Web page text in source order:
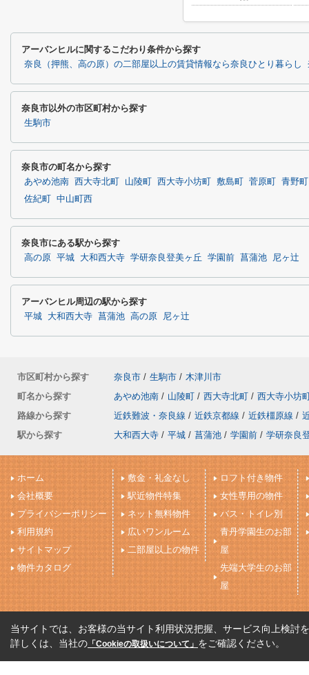
アーバンヒルに関するこだわり条件から探す
奈良（押熊、高の原）の二部屋以上の賃貸情報なら奈良ひとり暮らし
奈良市以外の市区町村から探す
生駒市
奈良市の町名から探す
あやめ池南 西大寺北町 山陵町 西大寺小坊町 敷島町 菅原町
青野町
佐紀町
中山町西
奈良市にある駅から探す
高の原 平城 大和西大寺 学研奈良登美ヶ丘 学園前 菖蒲池 尼ヶ辻
アーバンヒル周辺の駅から探す
平城 大和西大寺 菖蒲池 高の原 尼ヶ辻
市区町村から探す 奈良市 / 生駒市 / 木津川市
町名から探す
あやめ池南 / 山陵町 / 西大寺北町 / 西大寺小坊
路線から探す
近鉄難波・奈良線 / 近鉄京都線 / 近鉄橿原線 /
駅から探す
大和西大寺 / 平城 / 菖蒲池 / 学園前 / 学研奈良
ホーム
会社概要
プライバシーポリシー
利用規約
サイトマップ
物件カタログ
敷金・礼金なし
駅近物件特集
ネット無料物件
広いワンルーム
二部屋以上の物件
ロフト付き物件
女性専用の物件
バス・トイレ別
青丹学園生のお部
屋
先端大学生のお部
屋
当サイトでは、お客様の当サイト利用状況把握、サービス向上検討
詳しくは、当社の 「Cookieの取扱いについて」 をご確認ください。